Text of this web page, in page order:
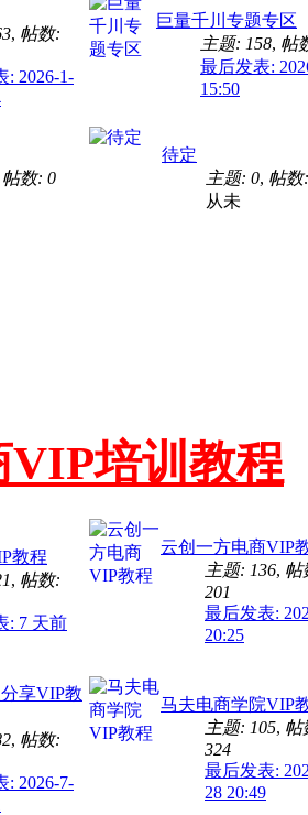
, 帖数:
: 2026-1-
巨量千川专题专区
主题: 158, 帖
最后发表:
15:50
帖数: 0
待定
主题: 0, 帖数
从未
VIP培训教程
教程
, 帖数:
: 7 天前
云创一方电商VIP
主题: 136, 帖
201
最后发表:
20:25
享VIP教
, 帖数:
: 2026-7-
马夫电商学院VIP
主题: 105, 帖
324
最后发表:
28 20:49